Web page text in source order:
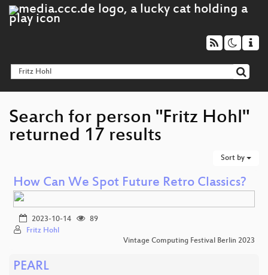
Search for person "Fritz Hohl"
returned 17 results
Sort by
How Can We Spot Future Retro Classics?
2023-10-14
89
Fritz Hohl
Vintage Computing Festival Berlin 2023
PEARL